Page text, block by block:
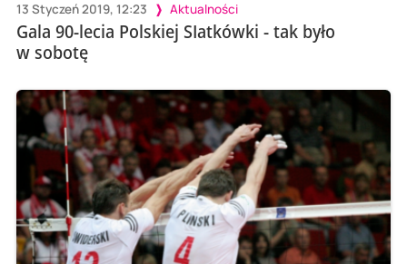
13 Styczeń 2019, 12:23 Aktualności
Gala 90-lecia Polskiej SIatkówki - tak było
w sobotę